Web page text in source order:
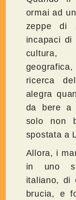
ormai ad
zeppe di
incapaci di
cultura,
ricerca
alegra
da bere a
solo non
spostata a
Allora, i
in uno
italiano, di
brucia, e